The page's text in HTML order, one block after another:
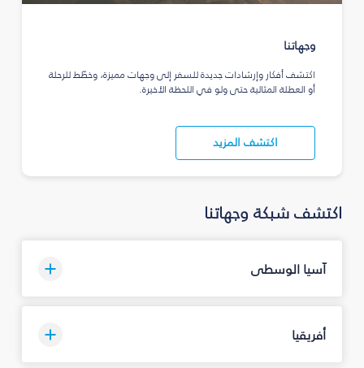
وجهاتنا
اكتشف أفكار وإرشادات جديدة للسفر إلى وجهات مميزة، وخطّط للرحلة
أو العطلة المثالية حتى ولو في اللحظة الأخيرة.
اكتشف المزيد
اكتشف شبكة وجهاتنا
آسيا الوسطى
أفريقيا